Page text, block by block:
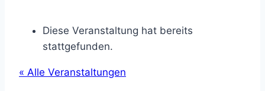
Diese Veranstaltung hat bereits
stattgefunden.
« Alle Veranstaltungen